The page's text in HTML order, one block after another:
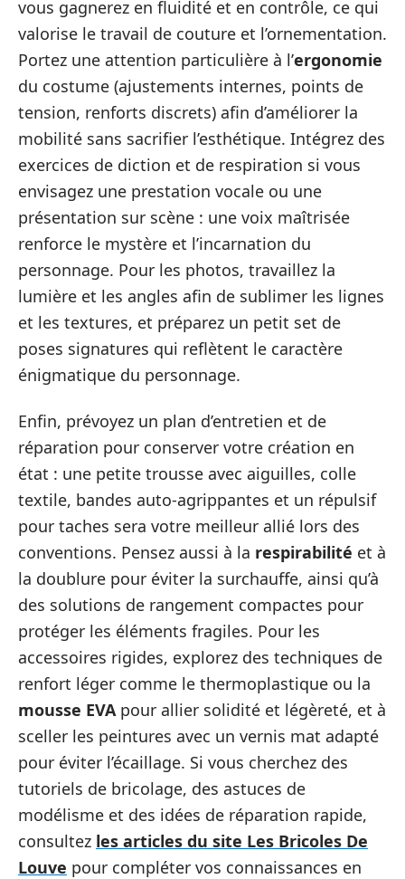
vous gagnerez en fluidité et en contrôle, ce qui
valorise le travail de couture et l’ornementation.
Portez une attention particulière à l’ergonomie
du costume (ajustements internes, points de
tension, renforts discrets) afin d’améliorer la
mobilité sans sacrifier l’esthétique. Intégrez des
exercices de diction et de respiration si vous
envisagez une prestation vocale ou une
présentation sur scène : une voix maîtrisée
renforce le mystère et l’incarnation du
personnage. Pour les photos, travaillez la
lumière et les angles afin de sublimer les lignes
et les textures, et préparez un petit set de
poses signatures qui reflètent le caractère
énigmatique du personnage.
Enfin, prévoyez un plan d’entretien et de
réparation pour conserver votre création en
état : une petite trousse avec aiguilles, colle
textile, bandes auto-agrippantes et un répulsif
pour taches sera votre meilleur allié lors des
conventions. Pensez aussi à la respirabilité et à
la doublure pour éviter la surchauffe, ainsi qu’à
des solutions de rangement compactes pour
protéger les éléments fragiles. Pour les
accessoires rigides, explorez des techniques de
renfort léger comme le thermoplastique ou la
mousse EVApour allier solidité et légèreté, et à
sceller les peintures avec un vernis mat adapté
pour éviter l’écaillage. Si vous cherchez des
tutoriels de bricolage, des astuces de
modélisme et des idées de réparation rapide,
consultez les articles du site Les Bricoles De
Louve pour compléter vos connaissances en